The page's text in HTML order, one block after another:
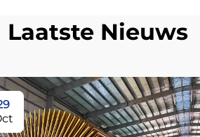
Laatste Nieuws